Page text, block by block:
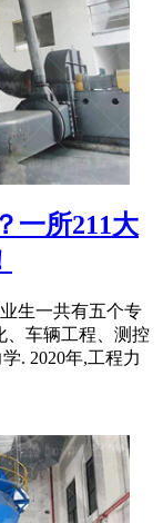
一所211大
生一共有五个专
、车辆工程、测控
. 2020年,工程力